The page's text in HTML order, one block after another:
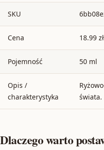
SKU
Cena 18.99 zł
Pojemność 50 ml
Opis /
charakterystyka
świata.
Dlaczego warto